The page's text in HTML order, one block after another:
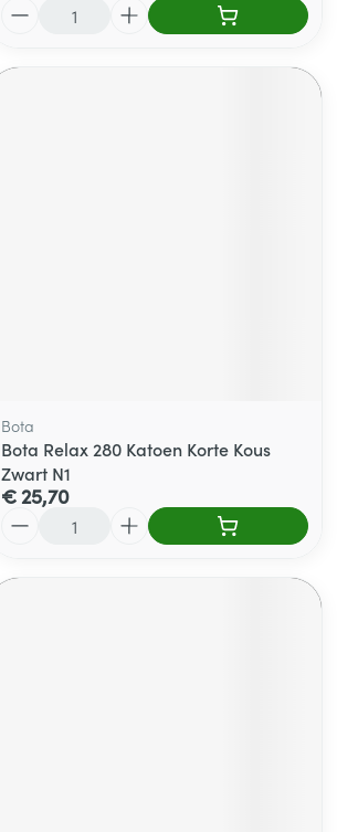
Bota
Bota Relax 280 Katoen Korte Kous
Zwart N1
€ 25,70